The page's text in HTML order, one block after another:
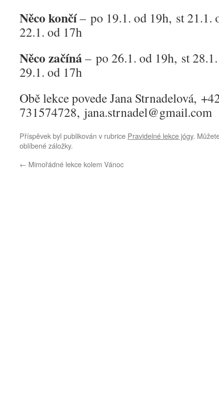
Něco končí– po 19.1. od 19h, st 21.1.
22.1. od 17h
Něco začíná– po 26.1. od 19h, st
29.1. od 17h
Obě lekce povede Jana Strnadelová,
731574728, jana.strnadel@gmail.com
Příspěvek byl publikován v rubrice Pravidelné lekce jógy.
oblíbené záložky.
← Mimořádné lekce kolem Vánoc